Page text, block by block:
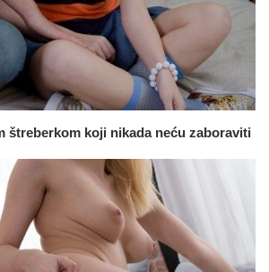
štreberkom koji nikada neću zaboraviti